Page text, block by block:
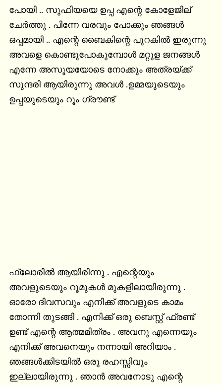
പോയി .. സുഫിയയെ ഉപ്പ എന്റെ കോളേജില്
ചേർത്തു . പിന്നേ വരവും പോക്കും ഞങ്ങൾ
ഒപ്പമായി .. എന്റെ ബൈകിന്റെ പുറകിൽ ഇരുന്നു
അവളെ കൊണ്ടുപോകുമ്പോൾ മറ്റുള ജനങ്ങൾ
എന്നേ അസൂയയോടെ നോക്കും അത്രയ്ക്ക്
സുന്ദരി ആയിരുന്നു അവൾ .ഉമ്മയുടെയും
ഉപ്പയുടെയും റൂം ഗ്രൗണ്ട്
ഫ്ലോരിൽ ആയിരിന്നു . എന്റെയും
അവളുടെയും റൂമുകൾ മുകളിലായിരുന്നു .
ഓരോ ദിവസവും എനിക്ക് അവളുടെ കാമം
തോന്നി തുടങ്ങി . എനിക്ക് ഒരു ബെസ്റ്റ് ഫ്രണ്ട്
ഉണ്ട് എന്റെ ആത്മമിത്രം . അവനു എന്നെയും
എനിക്ക് അവനെയും നന്നായി അറിയാം .
ഞങ്ങൾക്കിടയിൽ ഒരു രഹസ്സിവും
ഇല്ലായിരുന്നു . ഞാൻ അവനോടു എന്റെ